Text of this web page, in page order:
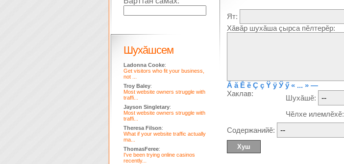
Ят:
Хăвăр шухăша çырса пĕлтерĕр:
Ă ă Ĕ ĕ Ç ç Ÿ ÿ Ӳ ӳ « ... » —
Хаклав:
Шухăшĕ:
Чĕлхе илемлĕхĕ:
Содержанийĕ:
Шухăшсем
Ladonna Cooke:
Get visitors who fit your business,
not ...
Troy Baley:
Most website owners struggle with
traffi...
Jayson Singletary:
Most website owners struggle with
traffi...
Theresa Filson:
What if your website traffic actually
ma...
ThomasFeree:
I've been trying online casinos
recently...